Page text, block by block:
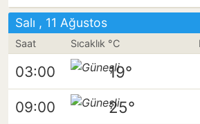
Salı , 11 Ağustos
Saat Sıcaklık °C
03:00 19°
09:00 25°